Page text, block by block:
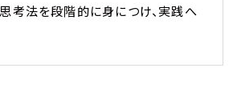
考法を段階的に身につけ、実践へ